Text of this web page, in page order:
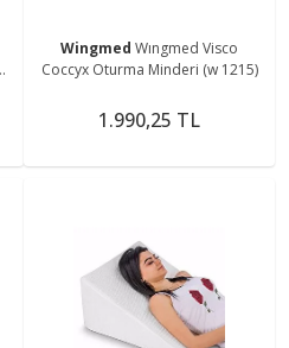
Wingmed Wıngmed Visco
Coccyx Oturma Minderi (w 1215)
1.990,25 TL